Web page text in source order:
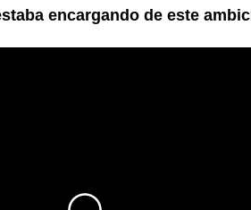
encargando de este